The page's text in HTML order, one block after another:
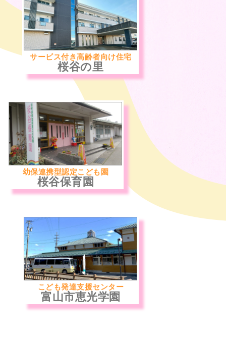
サービス付き高齢者向け住宅
桜谷の里
幼保連携型認定こども園
桜谷保育園
こども発達支援センター
富山市恵光学園